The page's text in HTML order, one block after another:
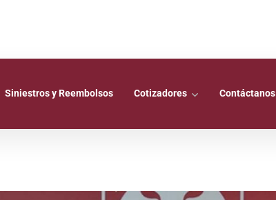
Siniestros y Reembolsos Cotizadores Contáctanos